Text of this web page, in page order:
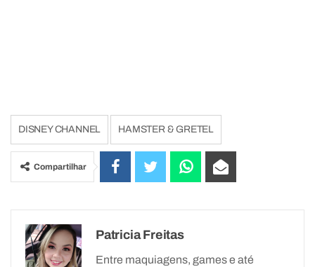
DISNEY CHANNEL HAMSTER & GRETEL
Compartilhar
Patricia Freitas
Entre maquiagens, games e até